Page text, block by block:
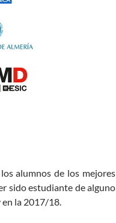
alumnos de los mejores
sido estudiante de alguno
la 2017/18.